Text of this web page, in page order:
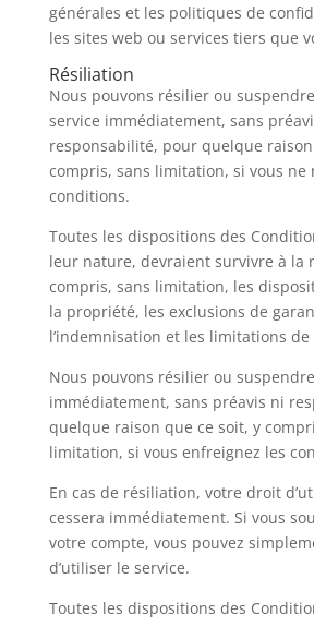
générales et les politiques de
les sites web ou services tiers que
Résiliation
Nous pouvons résilier ou suspendre
service immédiatement, sans
responsabilité, pour quelque
compris, sans limitation, si vous ne
conditions.
Toutes les dispositions des
leur nature, devraient survivre à la
compris, sans limitation, les
la propriété, les exclusions de
l’indemnisation et les limitations
Nous pouvons résilier ou
immédiatement, sans préavis ni
quelque raison que ce soit, y
limitation, si vous enfreignez les
En cas de résiliation, votre droit
cessera immédiatement. Si vous
votre compte, vous pouvez
d’utiliser le service.
Toutes les dispositions des